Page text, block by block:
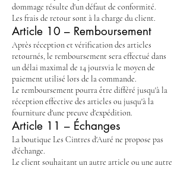
dommage résulte d'un défaut de conformité.
Les frais de retour sont à la charge du client.
Article 10 – Remboursement
Après réception et vérification des articles
retournés, le remboursement sera effectué dans
un délai maximal de 14 joursvia le moyen de
paiement utilisé lors de la commande.
Le remboursement pourra être différé jusqu'à la
réception effective des articles ou jusqu'à la
fourniture d'une preuve d'expédition.
Article 11 – Échanges
La boutique Les Cintres d'Auré ne propose pas
d'échange.
Le client souhaitant un autre article ou une autre